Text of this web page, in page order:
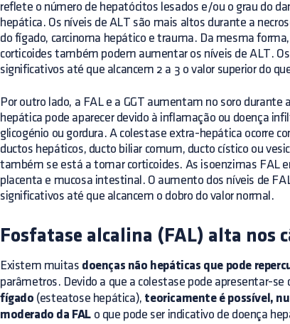
reflete o número de hepatócitos lesados e/ou o grau do
hepática. Os níveis de ALT são mais altos durante a
do fígado, carcinoma hepático e trauma. Da mesma
corticoides também podem aumentar os níveis de ALT.
significativos até que alcancem 2 a 3 o valor superior do
Por outro lado, a FAL e a GGT aumentam no soro
hepática pode aparecer devido à inflamação ou doença
glicogénio ou gordura. A colestase extra-hepática ocorre
ductos hepáticos, ducto biliar comum, ducto cístico ou
também se está a tomar corticoides. As isoenzimas FAL
placenta e mucosa intestinal. O aumento dos níveis de
significativos até que alcancem o dobro do valor normal.
Fosfatase alcalina (FAL) alta nos
Existem muitas doenças não hepáticas que pode
parâmetros. Devido a que a colestase pode apresentar-se
fígado (esteatose hepática), teoricamente é possível,
moderado da FAL o que pode ser indicativo de doença